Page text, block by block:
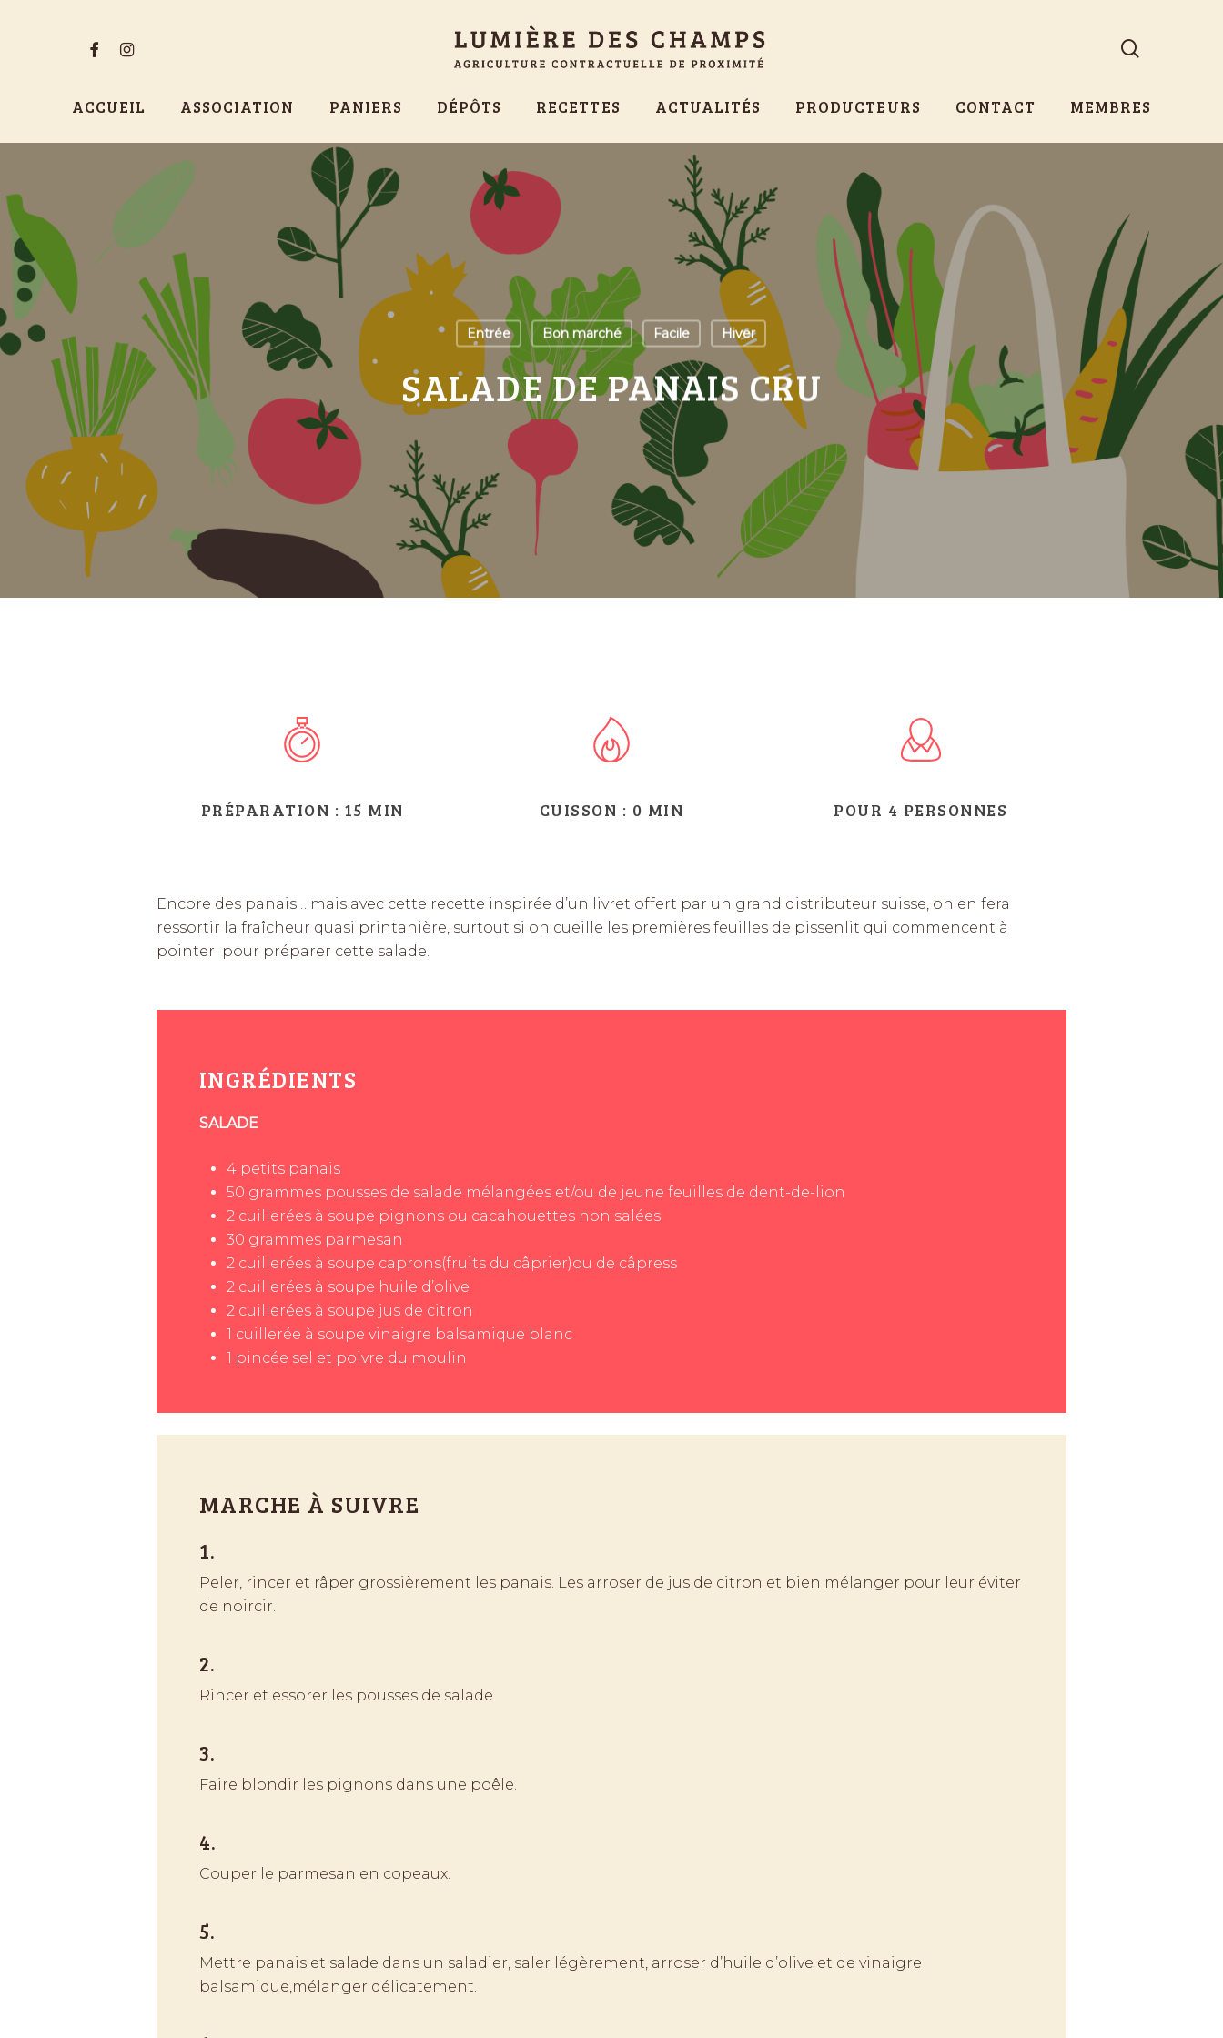
FACEBOOK
INSTAGRAM
ACCUEIL ASSOCIATION PANIERS DÉPÔTS RECETTES ACTUALITÉS PRODUCTEURS CONTACT MEMBRES
Entrée Bon marché Facile Hiver
SALADE DE PANAIS CRU
PRÉPARATION : 15 MIN CUISSON : 0 MIN POUR 4 PERSONNES
Encore des panais… mais avec cette recette inspirée d’un livret offert par un grand distributeur suisse, on en fera
ressortir la fraîcheur quasi printanière, surtout si on cueille les premières feuilles de pissenlit qui commencent à
pointer pour préparer cette salade.
INGRÉDIENTS
SALADE
4petits panais
50 grammes pousses de salade mélangées et/ou de jeune feuilles de dent-de-lion
2cuillerées à soupe pignons ou cacahouettes non salées
30 grammes parmesan
2cuillerées à soupe caprons(fruits du câprier)ou de câpress
2cuillerées à soupe huile d’olive
2cuillerées à soupe jus de citron
1 cuillerée à soupe vinaigre balsamique blanc
1 pincée sel et poivre du moulin
MARCHE À SUIVRE
1.
Peler, rincer et râper grossièrement les panais. Les arroser de jus de citron et bien mélanger pour leur éviter
de noircir.
2.
Rincer et essorer les pousses de salade.
3.
Faire blondir les pignons dans une poêle.
4.
Couper le parmesan en copeaux.
5.
Mettre panais et salade dans un saladier, saler légèrement, arroser d’huile d’olive et de vinaigre
balsamique,mélanger délicatement.